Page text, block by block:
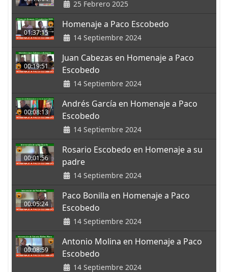
25 Febrero 2025
01:37:15
Homenaje a Paco Escobedo
14 Septiembre 2024
00:19:51
Juan Cabezas en Homenaje a Paco
Escobedo
14 Septiembre 2024
00:08:13
Andrés García en Homenaje a Paco
Escobedo
14 Septiembre 2024
00:01:56
Rosario Escobedo en Homenaje a su
padre
14 Septiembre 2024
00:05:24
Paco Bonilla en Homenaje a Paco
Escobedo
14 Septiembre 2024
00:08:59
Antonio Molina en Homenaje a Paco
Escobedo
14 Septiembre 2024